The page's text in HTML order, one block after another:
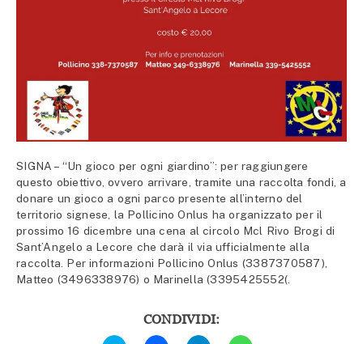
SIGNA – “Un gioco per ogni giardino”: per raggiungere
questo obiettivo, ovvero arrivare, tramite una raccolta fondi, a
donare un gioco a ogni parco presente all’interno del
territorio signese, la Pollicino Onlus ha organizzato per il
prossimo 16 dicembre una cena al circolo Mcl Rivo Brogi di
Sant’Angelo a Lecore che darà il via ufficialmente alla
raccolta. Per informazioni Pollicino Onlus (3387370587),
Matteo (3496338976) o Marinella (3395425552(.
CONDIVIDI:
Fai
Fai Fai Fai